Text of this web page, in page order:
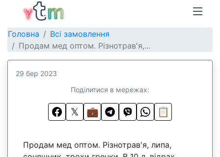
Головна
Всі замовлення
Продам мед оптом. Різнотрав'я,...
29 бер 2023
Поділитися в мережах:
𝕏 💼 📋
Продам мед оптом. Різнотрав'я, липа,